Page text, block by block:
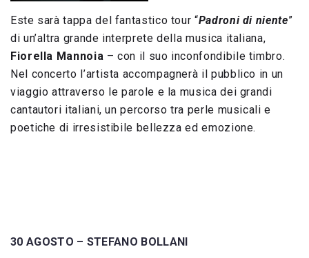
Este sarà tappa del fantastico tour “Padroni di niente”
di un’altra grande interprete della musica italiana,
Fiorella Mannoia – con il suo inconfondibile timbro.
Nel concerto l’artista accompagnerà il pubblico in un
viaggio attraverso le parole e la musica dei grandi
cantautori italiani, un percorso tra perle musicali e
poetiche di irresistibile bellezza ed emozione.
30 AGOSTO – STEFANO BOLLANI